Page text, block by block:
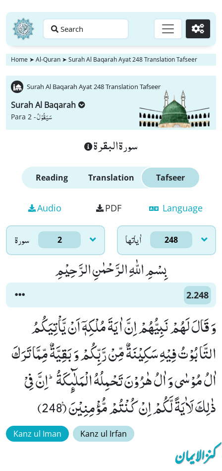
Search Go
Home ➤ Al-Quran ➤ Surah Al Baqarah Ayat 248 Translation Tafseer
Surah Al Baqarah Ayat 248 Translation Tafseer
Surah Al Baqarah
Para 2 -سَیَقُوْلُ
سورة البقرة
Reading Translation Tafseer
Audio PDF Language
سورۃ 2 اٰياتها 248
بِسْمِ اللّٰهِ الرَّحْمٰنِ الرَّحِیْمِ
2.248
وَ قَالَ لَهُمْ نَبِیُّهُمْ اِنَّ اٰیَةَ مُلْكِهٖۤ اَنْ یَّاْتِیَكُمُ
التَّابُوْتُ فِیْهِ سَكِیْنَةٌ مِّنْ رَّبِّكُمْ وَ بَقِیَّةٌ مِّمَّا تَرَكَ
اٰلُ مُوْسٰى وَ اٰلُ هٰرُوْنَ تَحْمِلُهُ الْمَلٰٓىٕكَةُؕ-اِنَّ فِیْ
ذٰلِكَ لَاٰیَةً لَّكُمْ اِنْ كُنْتُمْ مُّؤْمِنِیْنَ۠ (248)
Kanz ul Iman Kanz ul Irfan
کنزالایمان